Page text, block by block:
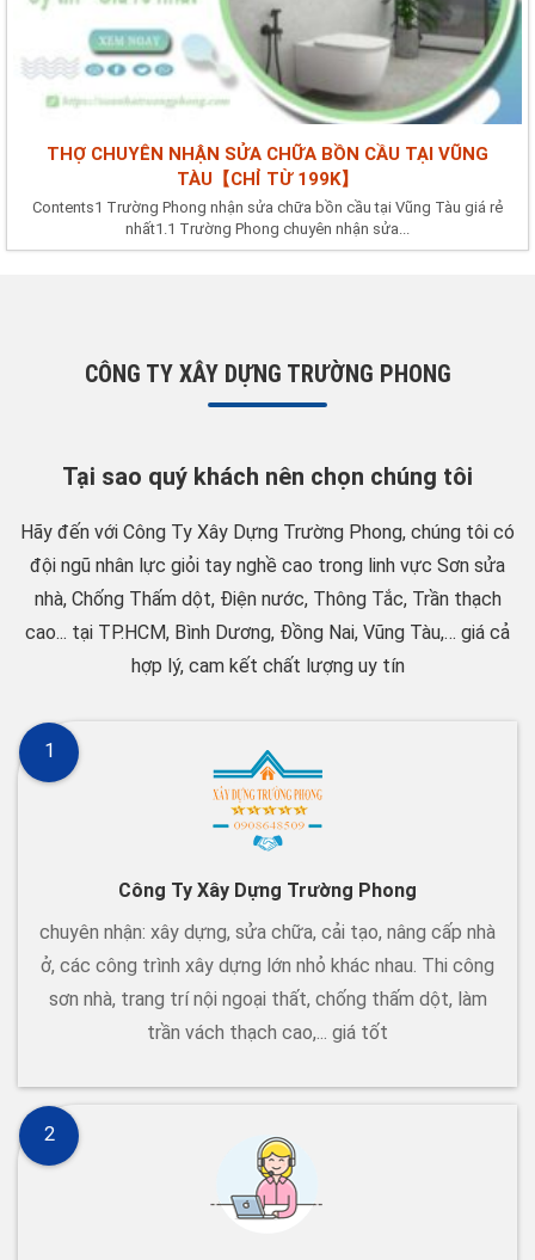
THỢ CHUYÊN NHẬN SỬA CHỮA BỒN CẦU TẠI VŨNG
TÀU【CHỈ TỪ 199K】
Contents1 Trường Phong nhận sửa chữa bồn cầu tại Vũng Tàu giá rẻ
nhất1.1 Trường Phong chuyên nhận sửa...
CÔNG TY XÂY DỰNG TRƯỜNG PHONG
Tại sao quý khách nên chọn chúng tôi
Hãy đến với Công Ty Xây Dựng Trường Phong, chúng tôi có
đội ngũ nhân lực giỏi tay nghề cao trong linh vực Sơn sửa
nhà, Chống Thấm dột, Điện nước, Thông Tắc, Trần thạch
cao... tại TP.HCM, Bình Dương, Đồng Nai, Vũng Tàu,… giá cả
hợp lý, cam kết chất lượng uy tín
Công Ty Xây Dựng Trường Phong
chuyên nhận: xây dựng, sửa chữa, cải tạo, nâng cấp nhà
ở, các công trình xây dựng lớn nhỏ khác nhau. Thi công
sơn nhà, trang trí nội ngoại thất, chống thấm dột, làm
trần vách thạch cao,... giá tốt
1
2